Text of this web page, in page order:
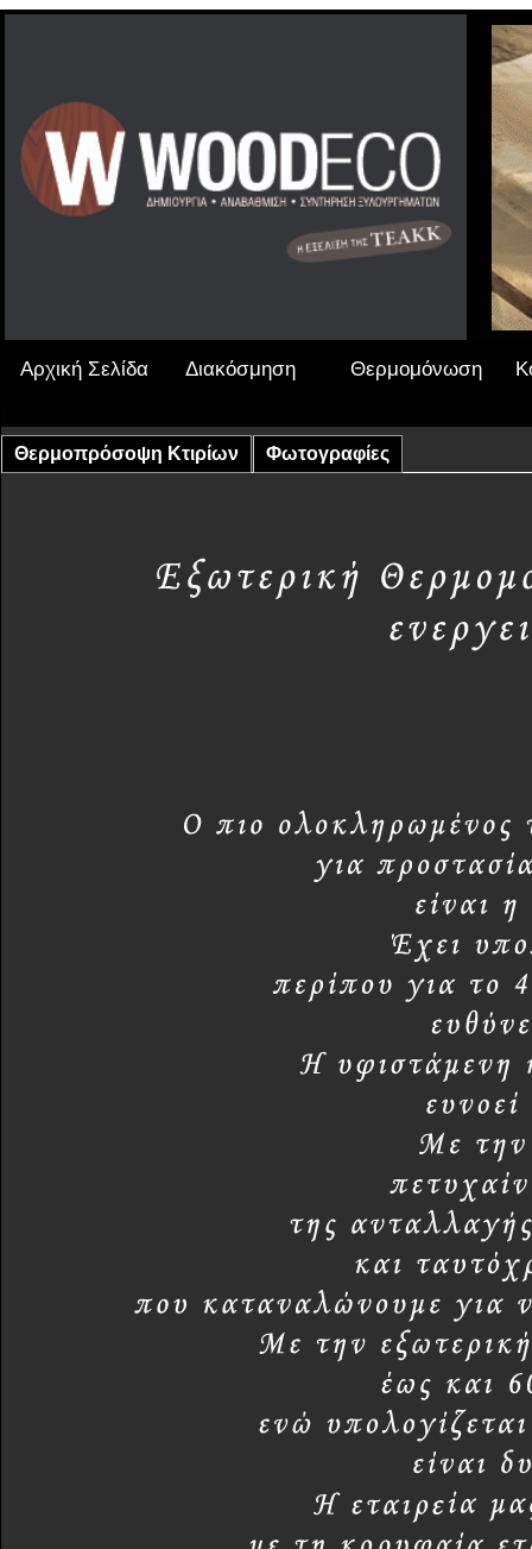
Αρχική Σελίδα Διακόσμηση Θερμομόνωση
Θερμοπρόσοψη Κτιρίων Φωτογραφίες